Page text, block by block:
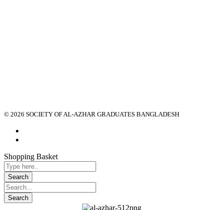
© 2026 SOCIETY OF AL-AZHAR GRADUATES BANGLADESH
Shopping Basket